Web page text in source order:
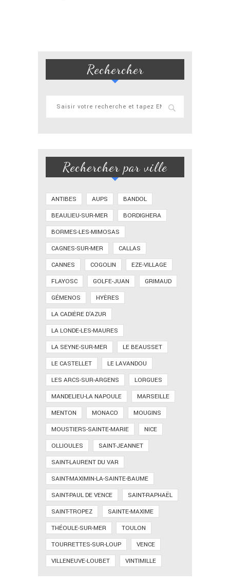
Rechercher
Rechercher par ville
ANTIBES AUPS
BANDOL
BEAULIEU-SUR-MER
BORDIGHERA
BORMES-LES-MIMOSAS
CAGNES-SUR-MER
CALLAS
CANNES
COGOLIN
EZE-VILLAGE
FLAYOSC
GOLFE-JUAN
GRIMAUD
GÉMENOS
HYÈRES
LA CADIÈRE D'AZUR
LA LONDE-LES-MAURES
LA SEYNE-SUR-MER
LE BEAUSSET
LE CASTELLET
LE LAVANDOU
LES ARCS-SUR-ARGENS
LORGUES
MANDELIEU-LA NAPOULE
MARSEILLE
MENTON
MONACO
MOUGINS
MOUSTIERS-SAINTE-MARIE
NICE
OLLIOULES
SAINT-JEANNET
SAINT-LAURENT DU VAR
SAINT-MAXIMIN-LA-SAINTE-BAUME
SAINT-PAUL DE VENCE
SAINT-RAPHAËL
SAINT-TROPEZ
SAINTE-MAXIME
THÉOULE-SUR-MER
TOULON
TOURRETTES-SUR-LOUP
VENCE
VILLENEUVE-LOUBET
VINTIMILLE